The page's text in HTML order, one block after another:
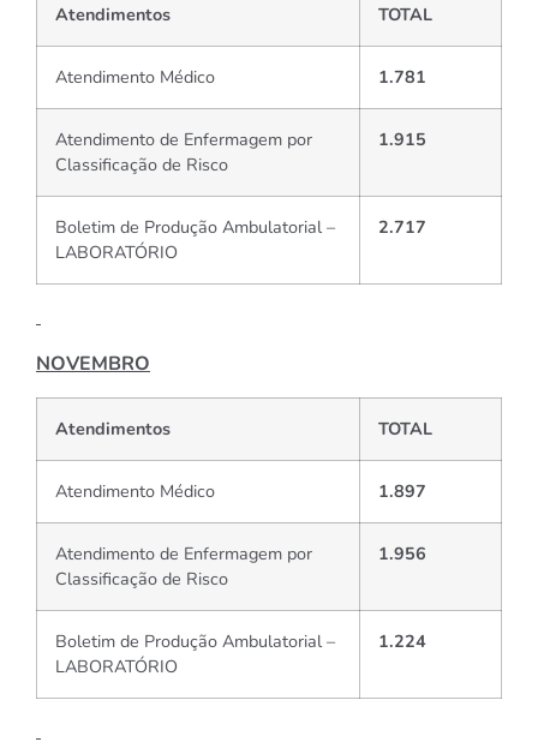
Atendimentos TOTAL
Atendimento Médico 1.781
Atendimento de Enfermagem por
Classificação de Risco
1.915
Boletim de Produção Ambulatorial –
LABORATÓRIO
2.717
NOVEMBRO
Atendimentos TOTAL
Atendimento Médico 1.897
Atendimento de Enfermagem por
Classificação de Risco
1.956
Boletim de Produção Ambulatorial –
LABORATÓRIO
1.224